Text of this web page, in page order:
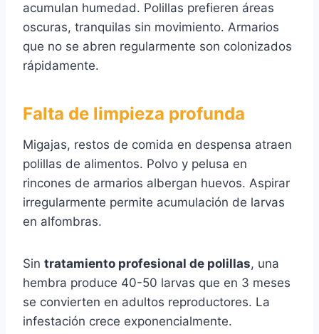
acumulan humedad. Polillas prefieren áreas
oscuras, tranquilas sin movimiento. Armarios
que no se abren regularmente son colonizados
rápidamente.
Falta de limpieza profunda
Migajas, restos de comida en despensa atraen
polillas de alimentos. Polvo y pelusa en
rincones de armarios albergan huevos. Aspirar
irregularmente permite acumulación de larvas
en alfombras.
Sin tratamiento profesional de polillas, una
hembra produce 40-50 larvas que en 3 meses
se convierten en adultos reproductores. La
infestación crece exponencialmente.